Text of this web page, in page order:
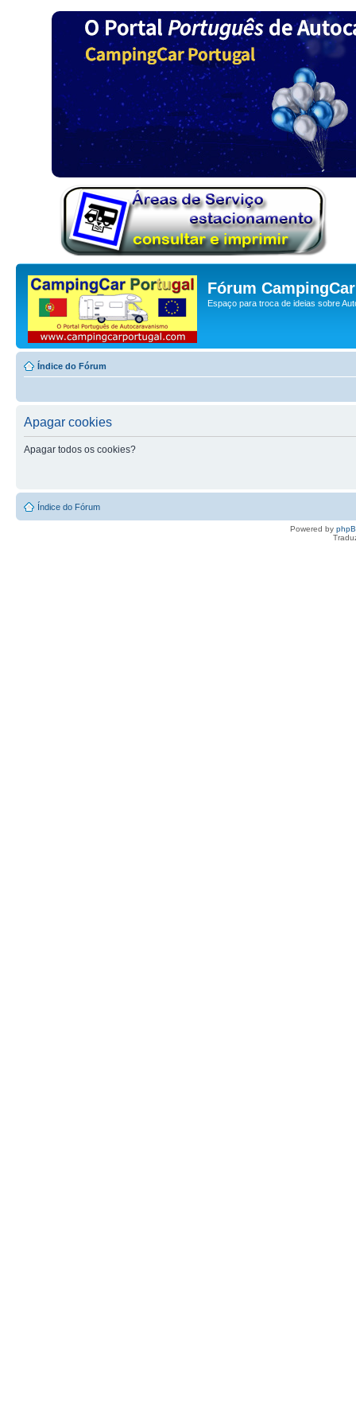
Fórum
Espaço para troca de ideias sobre
Índice do Fórum
Apagar cookies
Apagar todos os cookies?
Índice do Fórum
Powered by